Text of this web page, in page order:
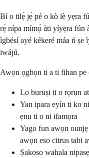
Bí o tilẹ̀ jẹ́ pé o kò lè yẹra
rẹ̀ nípa mímọ̀ àti yíyẹra fún
ìgbésí ayé kékeré máa ń
iwájú.
Awọn ọgbọn ti a ti fihan pe
Lo buruṣi ti o rọrun
Yan ipara eyín ti ko
ẹnu ti o ni ifamọra
Yago fun awọn
awọn eso citrus tabi
Ṣakoso wahala